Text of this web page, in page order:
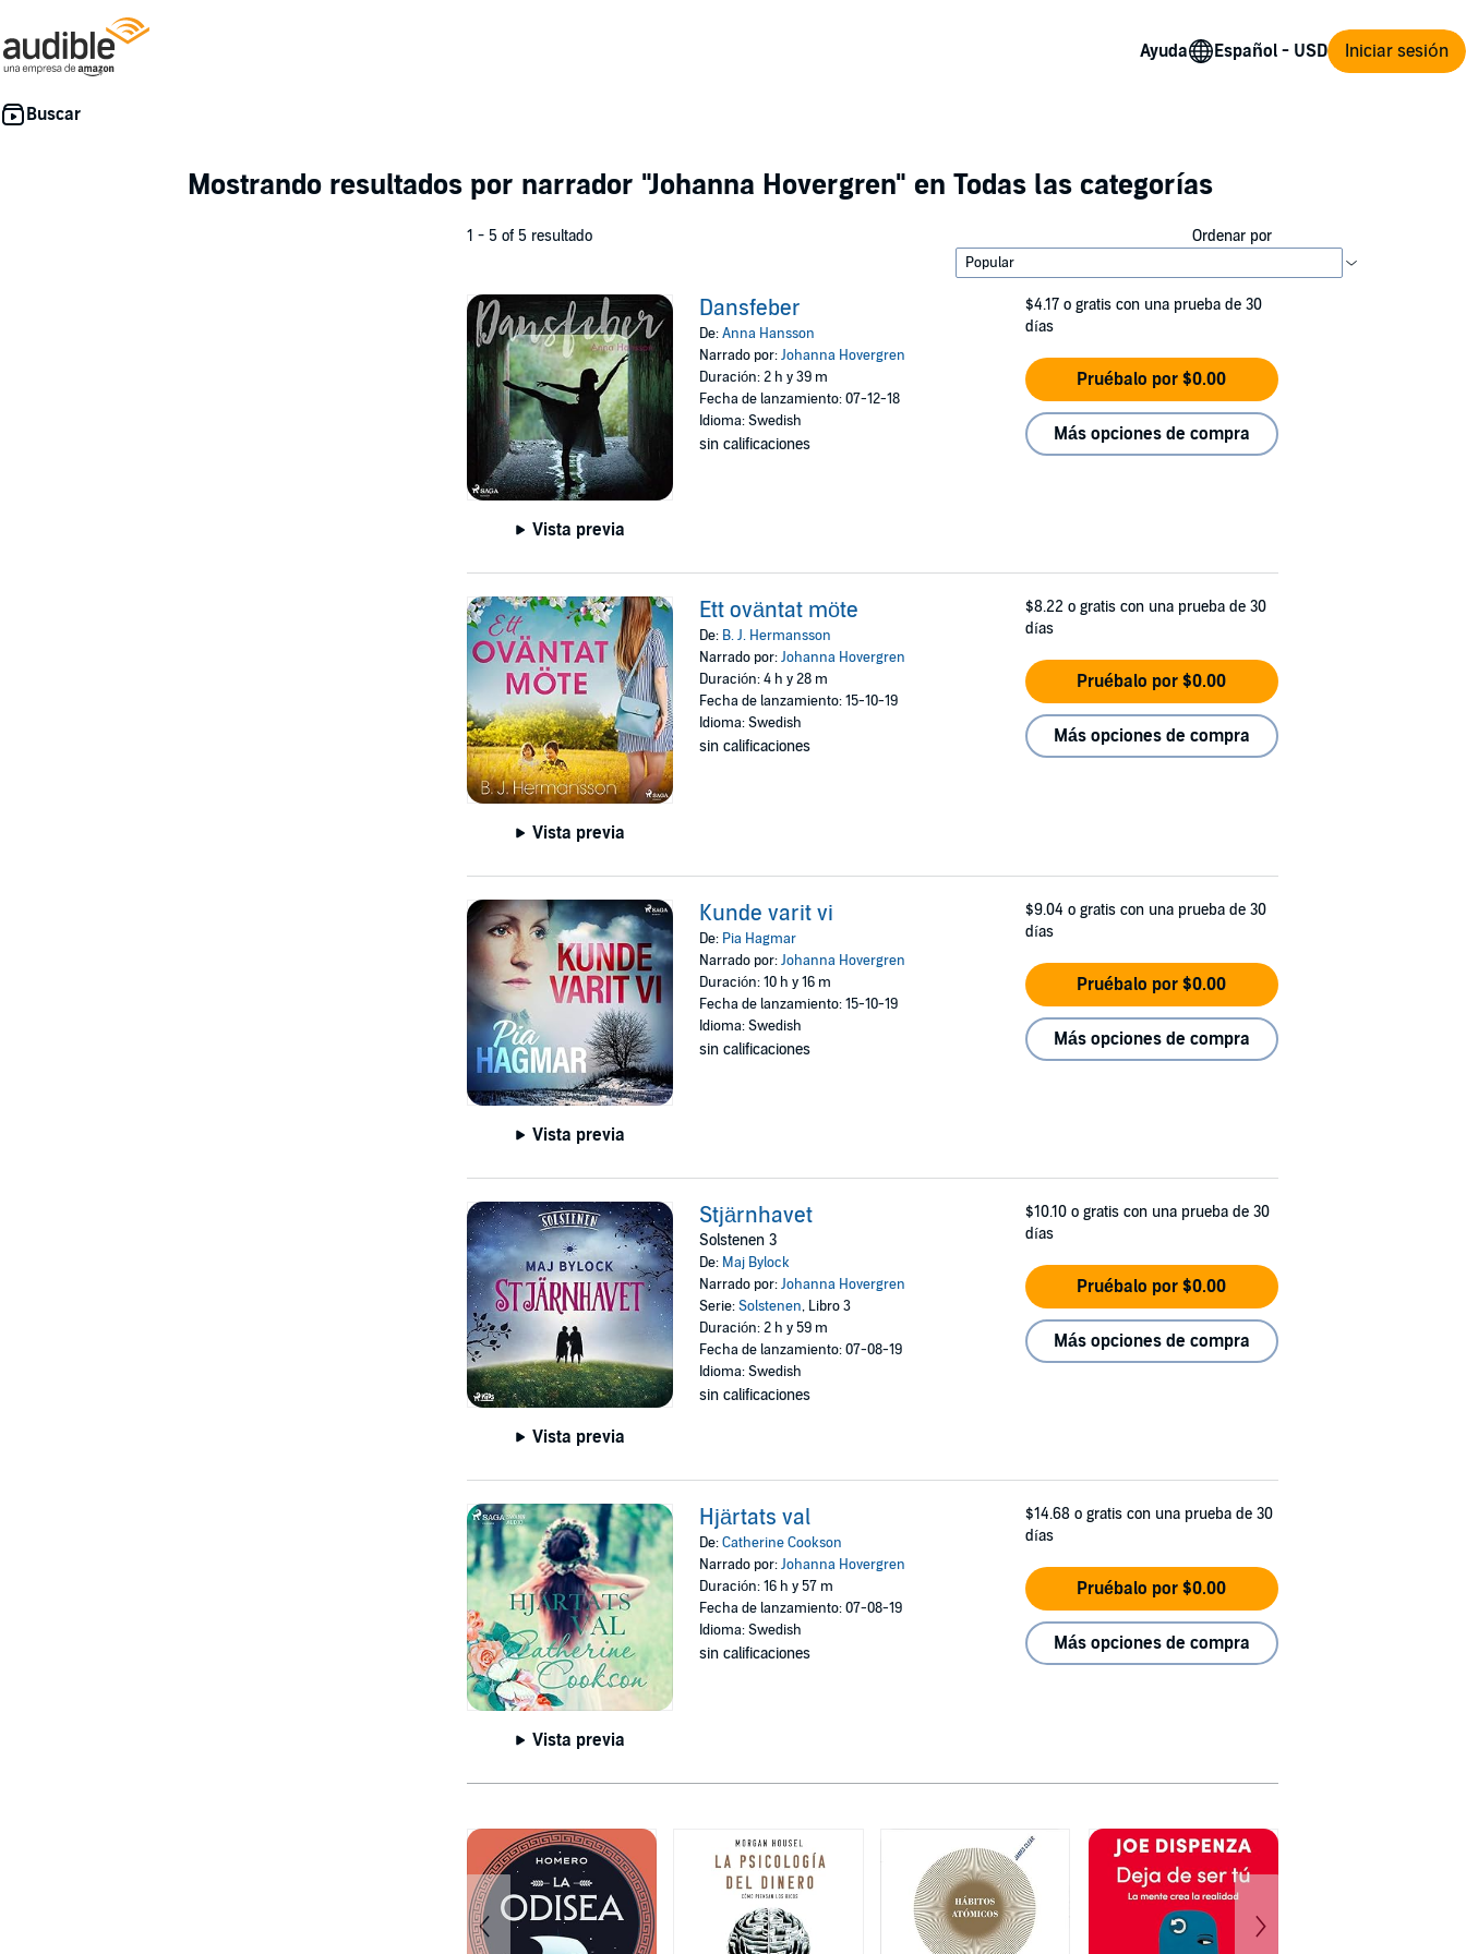
Ayuda Iniciar sesión
Mostrando resultados por narrador "Johanna Hovergren" en Todas las categorías
1 - 5 of 5 resultado Ordenar por
Vista previa
Dansfeber
De:Anna Hansson
Narrado por:Johanna Hovergren
Duración: 2 h y 39 m
Fecha de lanzamiento: 07-12-18
Idioma: Swedish
sin calificaciones
$4.17 o gratis con una prueba de 30
días
Pruébalo por $0.00
Más opciones de compra
Vista previa
Ett oväntat möte
De: B. J. Hermansson
Narrado por:Johanna Hovergren
Duración: 4 h y 28 m
Fecha de lanzamiento: 15-10-19
Idioma: Swedish
sin calificaciones
$8.22 o gratis con una prueba de 30
días
Pruébalo por $0.00
Más opciones de compra
Vista previa
Kunde varit vi
De: Pia Hagmar
Narrado por:Johanna Hovergren
Duración: 10 h y 16 m
Fecha de lanzamiento: 15-10-19
Idioma: Swedish
sin calificaciones
$9.04 o gratis con una prueba de 30
días
Pruébalo por $0.00
Más opciones de compra
Vista previa
Stjärnhavet
Solstenen 3
De: Maj Bylock
Narrado por:Johanna Hovergren
Serie:Solstenen, Libro 3
Duración: 2 h y 59 m
Fecha de lanzamiento: 07-08-19
Idioma: Swedish
sin calificaciones
$10.10 o gratis con una prueba de 30
días
Pruébalo por $0.00
Más opciones de compra
Vista previa
Hjärtats val
De:Catherine Cookson
Narrado por:Johanna Hovergren
Duración: 16 h y 57 m
Fecha de lanzamiento: 07-08-19
Idioma: Swedish
sin calificaciones
$14.68 o gratis con una prueba de 30
días
Pruébalo por $0.00
Más opciones de compra